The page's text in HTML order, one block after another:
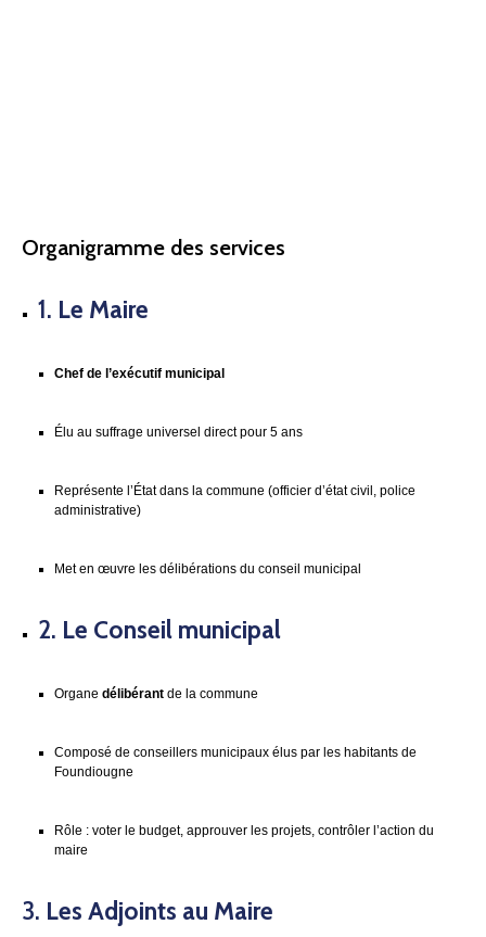
Organigramme des services
1. Le Maire
Chef de l’exécutif municipal
Élu au suffrage universel direct pour 5 ans
Représente l’État dans la commune (officier d’état civil, police
administrative)
Met en œuvre les délibérations du conseil municipal
2. Le Conseil municipal
Organe délibérant de la commune
Composé de conseillers municipaux élus par les habitants de
Foundiougne
Rôle : voter le budget, approuver les projets, contrôler l’action du
maire
3. Les Adjoints au Maire